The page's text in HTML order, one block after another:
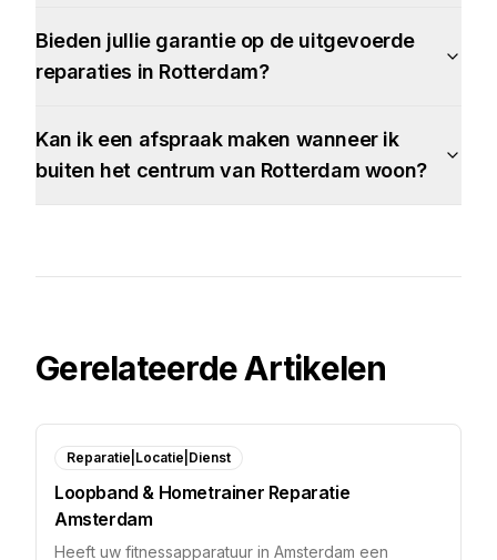
Bieden jullie garantie op de uitgevoerde
reparaties in Rotterdam?
Kan ik een afspraak maken wanneer ik
buiten het centrum van Rotterdam woon?
Gerelateerde Artikelen
Reparatie|Locatie|Dienst
Loopband & Hometrainer Reparatie
Amsterdam
Heeft uw fitnessapparatuur in Amsterdam een